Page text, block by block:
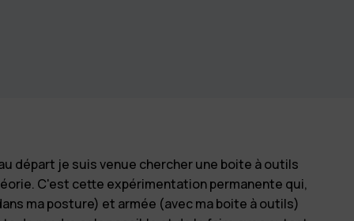
départ je suis venue chercher une boite à outils
C'est cette expérimentation permanente qui,
ma posture) et armée (avec ma boite à outils)